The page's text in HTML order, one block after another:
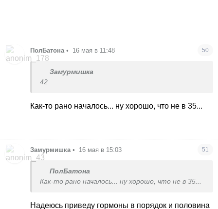
ПолБатона • 16 мая в 11:48 50
Замурмишка
42
Как-то рано началось... ну хорошо, что не в 35...
Замурмишка • 16 мая в 15:03 51
ПолБатона
Как-то рано началось... ну хорошо, что не в 35...
Надеюсь приведу гормоны в порядок и половина